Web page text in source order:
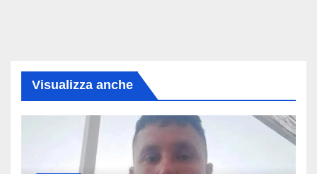
Visualizza anche